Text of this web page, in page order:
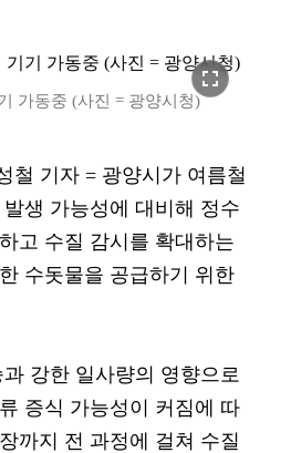
fullscreen
가동중 (사진 = 광양시청)
철 기자 = 광양시가 여름철
생 가능성에 대비해 정수
고 수질 감시를 확대하는
수돗물을 공급하기 위한
강한 일사량의 영향으로
증식 가능성이 커짐에 따
까지 전 과정에 걸쳐 수질